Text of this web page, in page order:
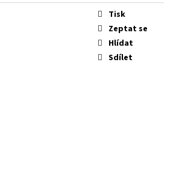
Tisk
Zeptat se
Hlídat
Sdílet